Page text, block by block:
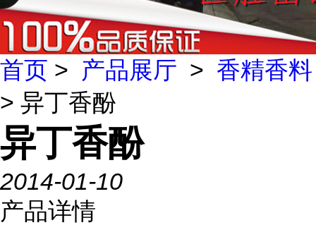
首页 > 产品展厅 > 香精香料
> 异丁香酚
异丁香酚
2014-01-10
产品详情